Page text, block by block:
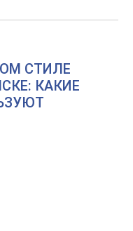
СТИЛЕ
КАКИЕ